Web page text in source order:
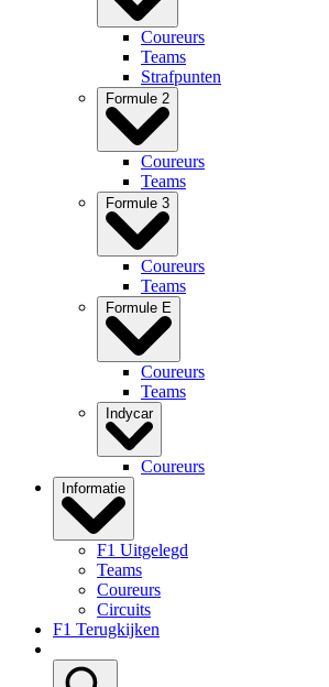
Coureurs
Teams
Strafpunten
Formule 2
Coureurs
Teams
Formule 3
Coureurs
Teams
Formule E
Coureurs
Teams
Indycar
Coureurs
Informatie
F1 Uitgelegd
Teams
Coureurs
Circuits
F1 Terugkijken